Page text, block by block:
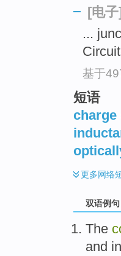
[电
...
基于
短语
更多网络
双语例句
The
and